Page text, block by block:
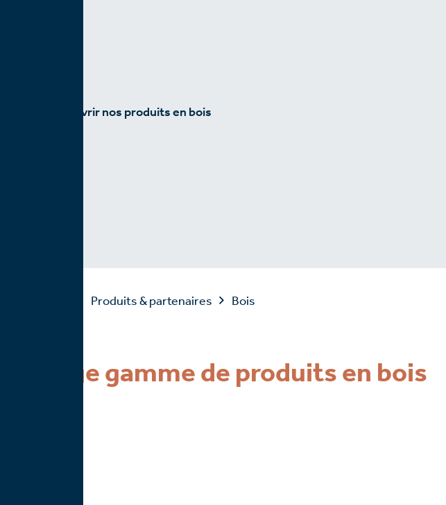
Découvrir nos produits en bois
Produits & partenaires Bois
Large gamme de produits en bois